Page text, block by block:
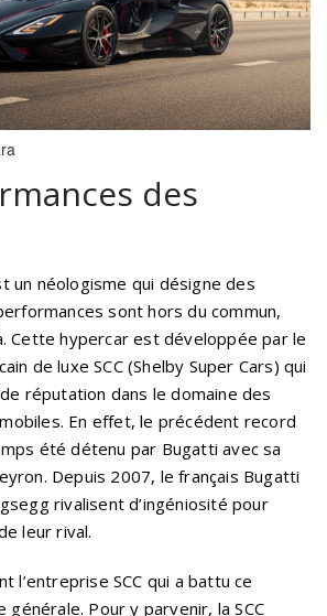
des
un néologisme qui désigne des
sont hors du commun,
Cette hypercar est développée par le
de luxe SCC (Shelby Super Cars) qui
réputation dans le domaine des
En effet, le précédent record
été détenu par Bugatti avec sa
Depuis 2007, le français Bugatti
rivalisent d’ingéniosité pour
leur rival.
l’entreprise SCC qui a battu ce
Pour y parvenir, la SCC